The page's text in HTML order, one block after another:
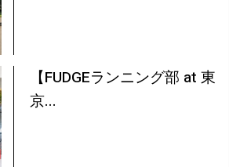
【FUDGEランニング部 at 東
京...